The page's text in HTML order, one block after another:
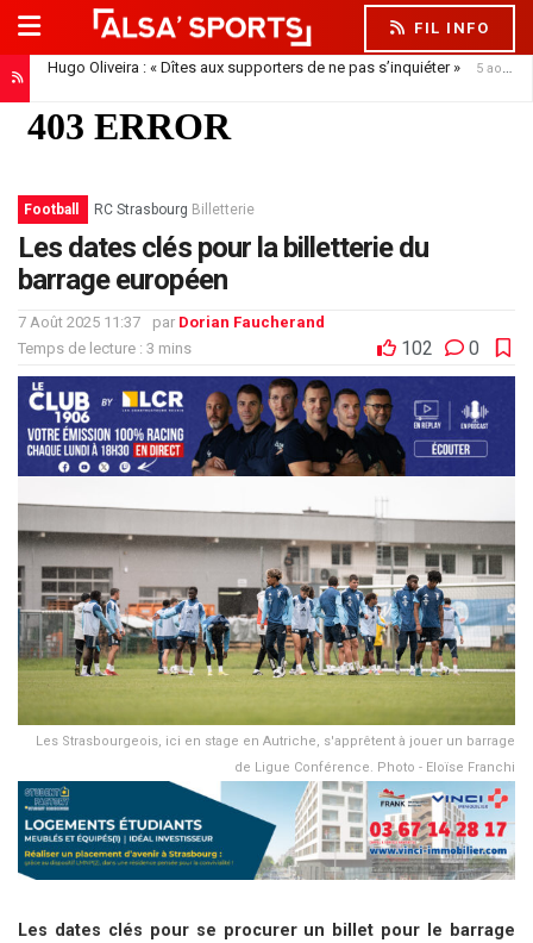
FIL INFO
Hugo Oliveira : « Dîtes aux supporters de ne pas s’inquiéter » 5 août 2026
Football RC Strasbourg Billetterie
Les dates clés pour la billetterie du
barrage européen
7 Août 2025 11:37 par Dorian Faucherand
Temps de lecture : 3 mins
102 0
Les Strasbourgeois, ici en stage en Autriche, s'apprêtent à jouer un barrage
de Ligue Conférence. Photo - Eloïse Franchi
Les dates clés pour se procurer un billet pour le barrage